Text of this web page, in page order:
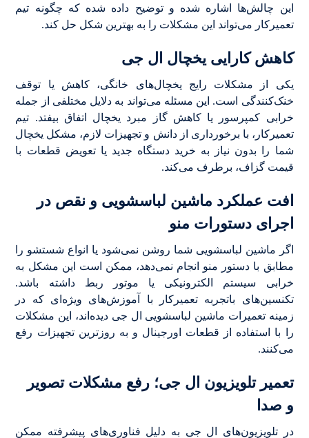
این چالش‌ها اشاره شده و توضیح داده شده که چگونه تیم
تعمیرکار می‌تواند این مشکلات را به بهترین شکل حل کند.
کاهش کارایی یخچال ال جی
یکی از مشکلات رایج یخچال‌های خانگی، کاهش یا توقف
خنک‌کنندگی است. این مسئله می‌تواند به دلایل مختلفی از جمله
خرابی کمپرسور یا کاهش گاز مبرد یخچال اتفاق بیفتد. تیم
تعمیرکار، با برخورداری از دانش و تجهیزات لازم، مشکل یخچال
شما را بدون نیاز به خرید دستگاه جدید یا تعویض قطعات با
قیمت گزاف، برطرف می‌کند.
افت عملکرد ماشین لباسشویی و نقص در
اجرای دستورات منو
اگر ماشین لباسشویی شما روشن نمی‌شود یا انواع شستشو را
مطابق با دستور منو انجام نمی‌دهد، ممکن است این مشکل به
خرابی سیستم الکترونیکی یا موتور ربط داشته باشد.
تکنسین‌های باتجربه تعمیرکار با آموز‌ش‌های ویژه‌ای که در
زمینه تعمیرات ماشین لباسشویی ال جی دیده‌اند، این مشکلات
را با استفاده از قطعات اورجینال و به روزترین تجهیزات رفع
می‌کنند.
تعمیر تلویزیون ال جی؛ رفع مشکلات تصویر
و صدا
در تلویزیون‌های ال جی به دلیل فناوری‌های پیشرفته ممکن